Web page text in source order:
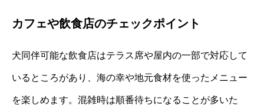
カフェや飲食店のチェックポイント
犬同伴可能な飲食店はテラス席や屋内の一部で対応して
いるところがあり、海の幸や地元食材を使ったメニュー
を楽しめます。混雑時は順番待ちになることが多いた